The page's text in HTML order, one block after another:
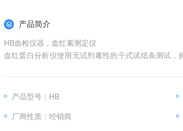
产品简介
HB血检仪器，血红素测定仪
血红蛋白分析仪使用无试剂毒性的干式试纸条测试，
是非实验室人员，也能在简单的培训后，安全准确地
产品型号：HB
厂商性质：经销商